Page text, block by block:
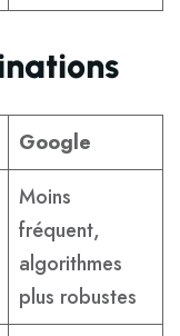
Google
Moins
fréquent,
algorithmes
plus robustes